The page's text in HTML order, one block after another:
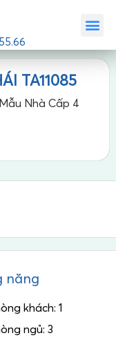
TA11085
Mẫu Nhà Cấp 4
năng
khách: 1
ngủ: 3